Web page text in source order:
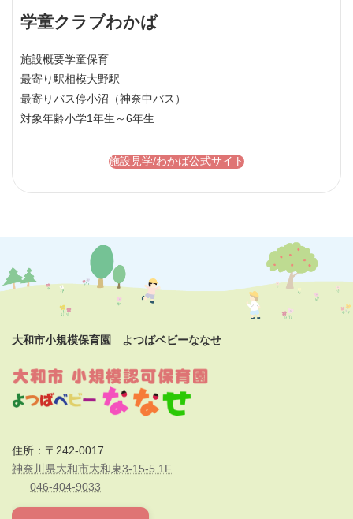
学童クラブわかば
施設概要学童保育
最寄り駅相模大野駅
最寄りバス停小沼（神奈中バス）
対象年齢小学1年生～6年生
施設見学/わかば公式サイト
大和市小規模保育園 よつばベビーななせ
住所：〒242-0017
神奈川県大和市大和東3-15-5 1F
046-404-9033